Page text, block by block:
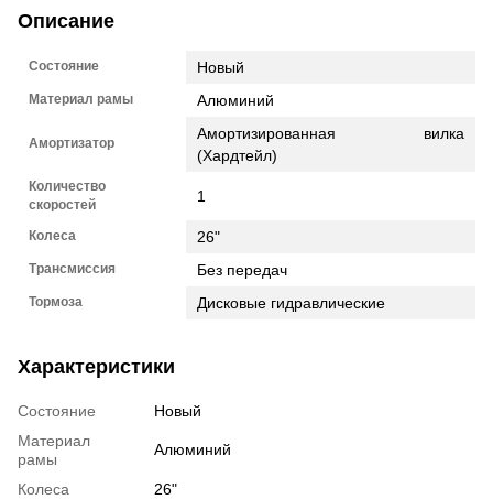
Описание
Состояние Новый
Материал рамы Алюминий
Амортизатор
Амортизированная вилка
(Хардтейл)
Количество
скоростей
1
Колеса 26"
Трансмиссия Без передач
Тормоза Дисковые гидравлические
Характеристики
Состояние
Новый
Материал
рамы
Алюминий
Колеса
26"